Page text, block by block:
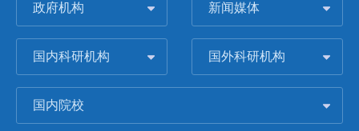
政府机构 新闻媒体
国内科研机构 国外科研机构
国内院校